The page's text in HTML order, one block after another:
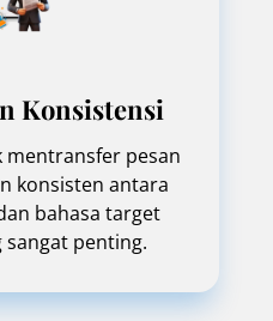
Konsistensi
pesan
konsisten antara
bahasa target
sangat penting.